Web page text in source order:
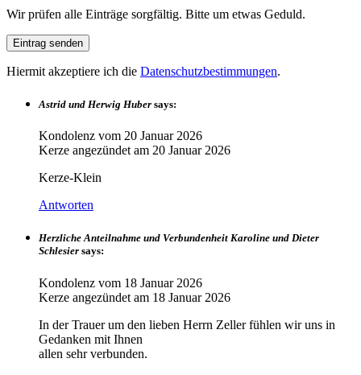
Wir prüfen alle Einträge sorgfältig. Bitte um etwas Geduld.
Hiermit akzeptiere ich die Datenschutzbestimmungen.
Astrid und Herwig Huber says:
Kondolenz vom 20 Januar 2026
Kerze angezündet am 20 Januar 2026
Kerze-Klein
Antworten
Herzliche Anteilnahme und Verbundenheit Karoline und Dieter
Schlesier says:
Kondolenz vom 18 Januar 2026
Kerze angezündet am 18 Januar 2026
In der Trauer um den lieben Herrn Zeller fühlen wir uns in
Gedanken mit Ihnen
allen sehr verbunden.